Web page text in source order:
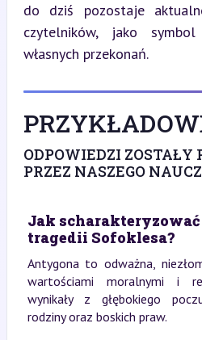
do dziś pozostaje
czytelników, jako
własnych przekonań.
ODPOWIEDZI ZOSTAŁY
PRZEZ NASZEGO
Jak
tragedii Sofoklesa?
Antygona to odważna,
wartościami moralnymi i
wynikały z głębokiego
rodziny oraz boskich praw.